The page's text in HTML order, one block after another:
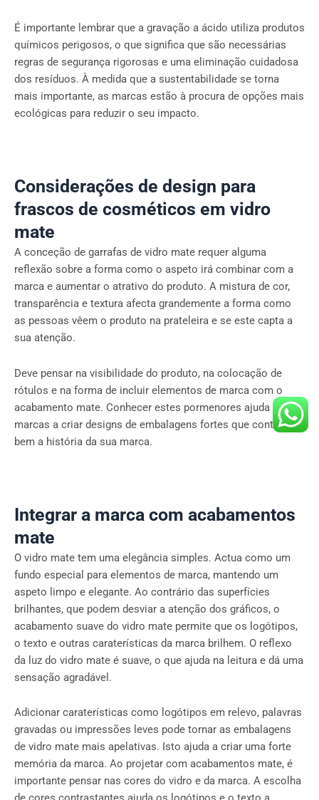
É importante lembrar que a gravação a ácido utiliza produtos
químicos perigosos, o que significa que são necessárias
regras de segurança rigorosas e uma eliminação cuidadosa
dos resíduos. À medida que a sustentabilidade se torna
mais importante, as marcas estão à procura de opções mais
ecológicas para reduzir o seu impacto.
Considerações de design para
frascos de cosméticos em vidro
mate
A conceção de garrafas de vidro mate requer alguma
reflexão sobre a forma como o aspeto irá combinar com a
marca e aumentar o atrativo do produto. A mistura de cor,
transparência e textura afecta grandemente a forma como
as pessoas vêem o produto na prateleira e se este capta a
sua atenção.
Deve pensar na visibilidade do produto, na colocação de
rótulos e na forma de incluir elementos de marca com o
acabamento mate. Conhecer estes pormenores ajuda as
marcas a criar designs de embalagens fortes que contam
bem a história da sua marca.
Integrar a marca com acabamentos
mate
O vidro mate tem uma elegância simples. Actua como um
fundo especial para elementos de marca, mantendo um
aspeto limpo e elegante. Ao contrário das superfícies
brilhantes, que podem desviar a atenção dos gráficos, o
acabamento suave do vidro mate permite que os logótipos,
o texto e outras caraterísticas da marca brilhem. O reflexo
da luz do vidro mate é suave, o que ajuda na leitura e dá uma
sensação agradável.
Adicionar caraterísticas como logótipos em relevo, palavras
gravadas ou impressões leves pode tornar as embalagens
de vidro mate mais apelativas. Isto ajuda a criar uma forte
memória da marca. Ao projetar com acabamentos mate, é
importante pensar nas cores do vidro e da marca. A escolha